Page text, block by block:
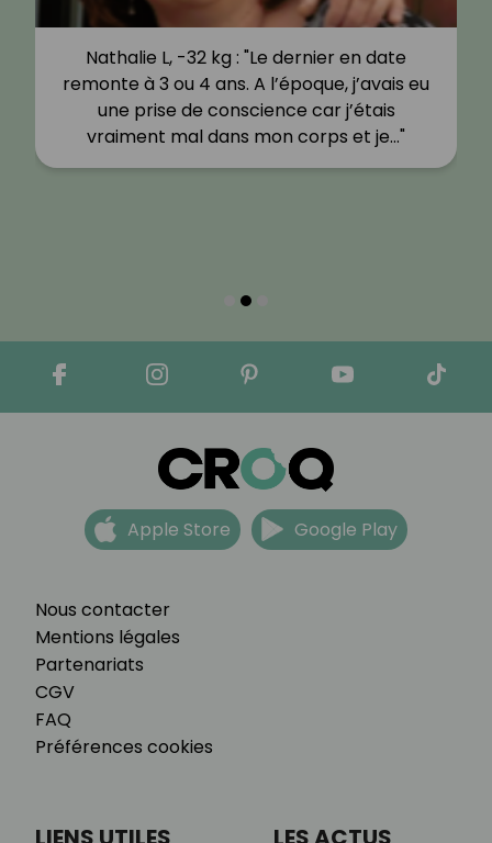
Nathalie L, -32 kg : "Le dernier en date
remonte à 3 ou 4 ans. A l’époque, j’avais eu
une prise de conscience car j’étais
vraiment mal dans mon corps et je…"
Nous contacter
Mentions légales
Partenariats
CGV
FAQ
Préférences cookies
Apple Store Google Play